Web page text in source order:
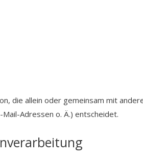
die allein oder gemeinsam mit
Adressen o. Ä.) entscheidet.